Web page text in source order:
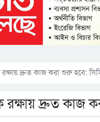
দ্রুত কাজ করা শুরু হবে:
রক্ষায় দ্রুত কাজ